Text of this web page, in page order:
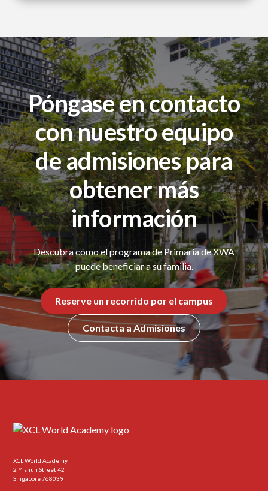
equipo docente. Para el 5º grado, los estudiantes dirigen su
Póngase en contacto
con nuestro equipo
de admisiones para
obtener más
información
Descubra cómo el programa de Primaria de XWA
puede beneficiar a su familia.
Reserve un recorrido por el campus
Contacta a Admisiones
XCL World Academy
2 Yishun Street 42
Singapore 768039